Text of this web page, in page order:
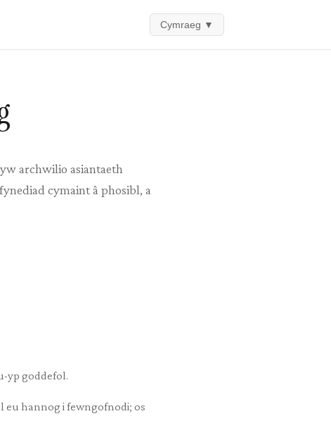
Cymraeg ▼
archwilio asiantaeth
cymaint â phosibl, a
yp goddefol.
eu hannog i fewngofnodi; os